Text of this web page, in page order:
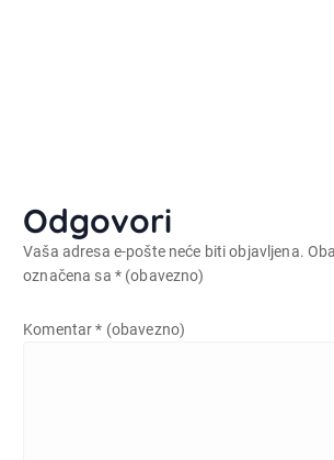
Odgovori
Vaša adresa e-pošte neće biti objavljena.
označena sa * (obavezno)
Komentar* (obavezno)